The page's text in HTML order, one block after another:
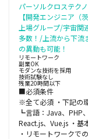
パーソルクロステク
【開発エンジニア（
上場グループ/宇宙
多数！/上流から下流
の異動も可能！
リモートワーク
副業OK
モダンな技術を採用
技術試験なし
残業20時間以下
■必須条件
※全て必須 ・下記の
┗言語：Java、PHP
React.js、Vue.js ・
・リモートワークで